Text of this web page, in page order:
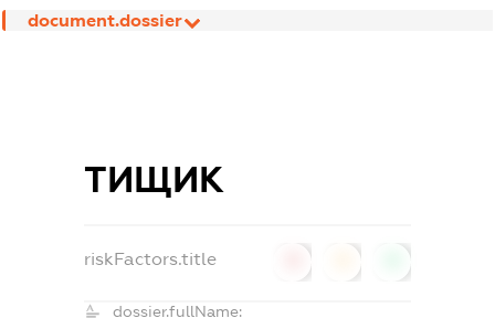
document.dossier
ТИЩИК
riskFactors.title
dossier.fullName: